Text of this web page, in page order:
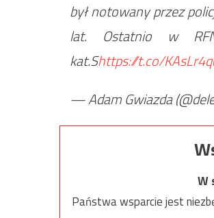
był notowany przez
lat. Ostatnio w
kat.Shttps://t.co/
— Adam Gwiazda
W
Państwa wsparcie jest